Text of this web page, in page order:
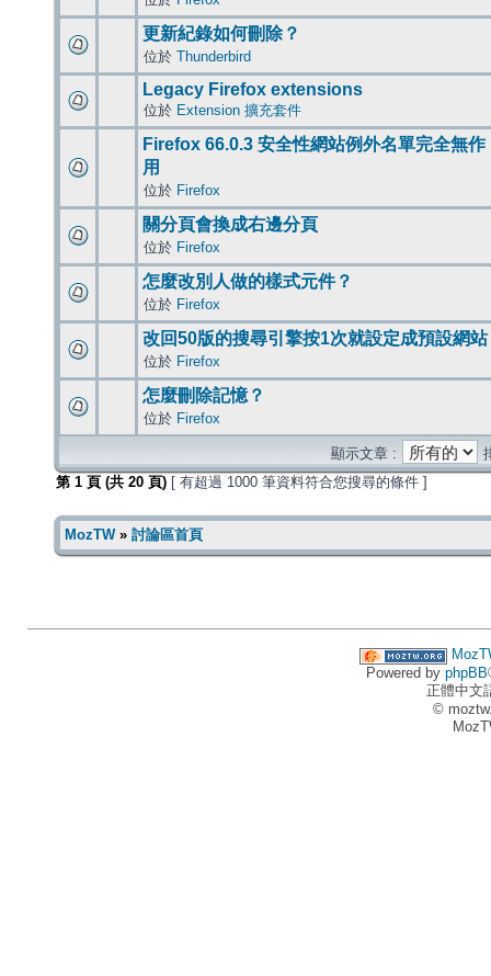
更新紀錄如何刪除？
位於 Thunderbird
Legacy Firefox extensions
位於 Extension 擴充套件
Firefox 66.0.3 安全性網站例外名單完全無作
用
位於 Firefox
關分頁會換成右邊分頁
位於 Firefox
怎麼改別人做的樣式元件？
位於 Firefox
改回50版的搜尋引擎按1次就設定成預設網站
位於 Firefox
怎麼刪除記憶？
位於 Firefox
顯示文章 :
第 1 頁 (共 20 頁) [ 有超過 1000 筆資料符合您搜尋的條件 ]
MozTW» 討論區首頁
Powered by phpBB
正體中文
©